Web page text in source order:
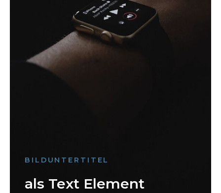
BILDUNTERTITEL
als Text Element